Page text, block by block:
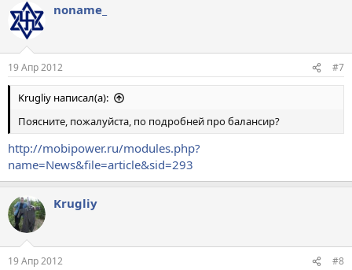
noname_
19 Апр 2012 #7
Krugliy написал(а):
Поясните, пожалуйста, по подробней про балансир?
http://mobipower.ru/modules.php?
name=News&file=article&sid=293
Krugliy
19 Апр 2012 #8